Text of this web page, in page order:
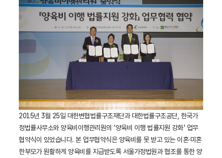
2015년 3월 25일 대한변협법률구조재단과 대한법률구조공단, 한국가
정법률사무소와 양육비이행관리원의 '양육비 이행 법률지원 강화' 업무
협약식이 있었습니다. 본 업무협약식은 양육비를 못 받고 있는 이혼․미혼
한부모가 원활하게 양육비를 지급받도록 서울가정법원과 협조를 통한 양